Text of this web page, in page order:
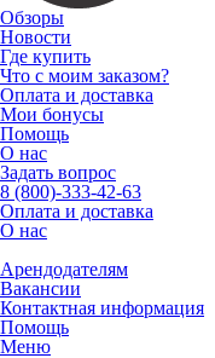
Обзоры
Новости
Где купить
Что с моим заказом?
Оплата и доставка
Мои бонусы
Помощь
О нас
Задать вопрос
8 (800)-333-42-63
Оплата и доставка
О нас
Арендодателям
Вакансии
Контактная информация
Помощь
Меню